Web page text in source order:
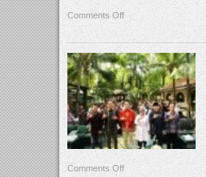
Comments Off
Comments Off